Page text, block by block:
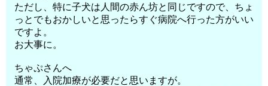
ただし、特に子犬は人間の赤ん坊と同じですので、ちょ
っとでもおかしいと思ったらすぐ病院へ行った方がいい
ですよ。
お大事に。
ちゃぷさんへ
通常、入院加療が必要だと思いますが。